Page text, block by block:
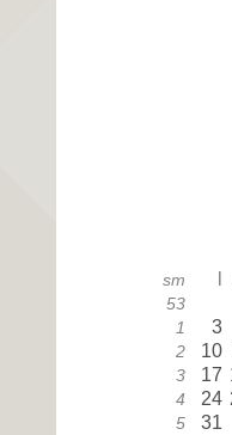
sm
53
1 3
2 10
3 17
4 24
5 31